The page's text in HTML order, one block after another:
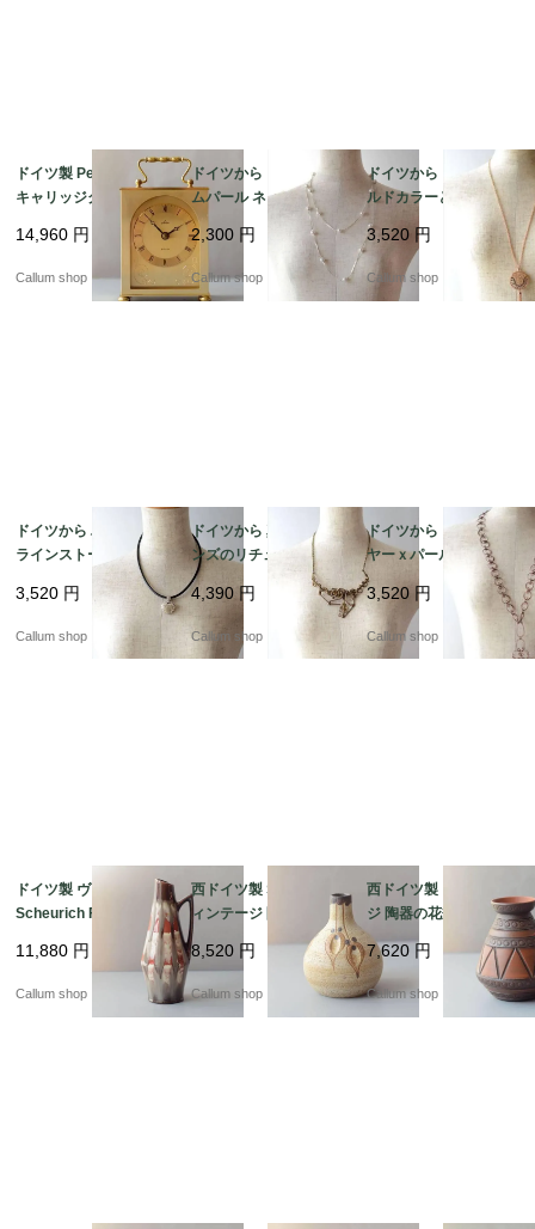
ドイツ製 Peter 真鍮の
キャリッジクロック 置
き時計 枕時計 デスクク
ロック ミッドセンチュ
リー ヴィンテージ_260
14,960 円
Callum shop
ドイツから コスチュー
ムパール ネックレス ロ
ング コスチュームジュ
エリー アクセサリー ア
ンティーク_260727 ia
0046
2,300 円
Callum shop
ドイツから ピンクゴー
ルドカラーとラインス
トーンメダルのペンダ
ント コスチュームジュ
エリー アクセサリー ア
ンティーク ia0045
3,520 円
Callum shop
ドイツから ハート型の
ラインストーンチャー
ム ペンダント コスチュ
ームジュエリー アクセ
サリー アンティーク_2
3,520 円
Callum shop
ドイツから 真鍮orブロ
ンズのリチュアルなペ
ンダント コスチューム
ジュエリー アクセサリ
27 ia0042
4,390円
Callum shop
ドイツから コパーワイ
ヤーｘパールビーズの
ペンダント 銅線 コスチ
ュームジュエリー アク
セサリー アンティーク
_260727 ia0041
3,520 円
Callum shop
ドイツ製 ヴィンテージ
Scheurich Fat Lava Va
se 花瓶 花器 ファット
ラバー ミッドセンチュ
リー期 フラワーベース
アンティーク_ig4991
11,880 円
Callum shop
西ドイツ製 Sgrafo ヴ
ィンテージ 陶器の花瓶
Art pottery Peter Mull
er スグラフォ 花器 一
輪挿し ミッドセンチュ
リー期 フラワーベース
8,520 円
Callum shop
西ドイツ製 ヴィンテー
ジ 陶器の花瓶 Art pott
ery 花器 一輪挿し ミッ
ドセンチュリー期 フラ
ワーベース_ig4989
7,620 円
Callum shop